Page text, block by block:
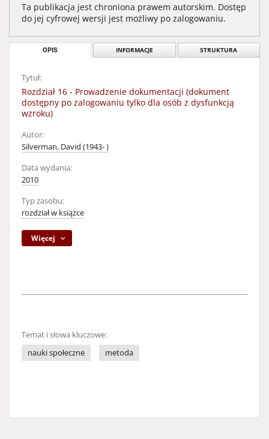
Ta publikacja jest chroniona prawem autorskim. Dostęp
do jej cyfrowej wersji jest możliwy po zalogowaniu.
OPIS INFORMACJE STRUKTURA
Tytuł:
Rozdział 16 - Prowadzenie dokumentacji (dokument
dostępny po zalogowaniu tylko dla osób z dysfunkcją
wzroku)
Autor:
Silverman, David (1943- )
Data wydania:
2010
Typ zasobu:
rozdział w książce
Więcej
Temat i słowa kluczowe:
nauki społeczne
metoda